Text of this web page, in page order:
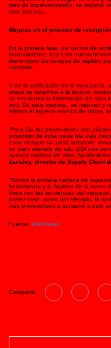
mes de implementación, se registró
este proceso.
Mejoras en el proceso de recepción
En la primera fase, de control de
manualmente, hoy esta nueva
disminuyen los tiempos de registro
controlar.
Y en la verificación de la mercancía,
etapa se simplifica a la lectura,
se encuentra la información de todo
etc). De esta manera, se mejoran y
elimina el ingreso manual de datos,
“Para Dia los proveedores son
propósito de estar cada día más
estar siempre un paso adelante,
un claro ejemplo de ello: EDI nos
nuestra cadena de valor,
Zavaley, director de Supply Chain
“Somos la primera cadena de
herramienta y lo hicimos de la mano
línea con las tendencias del
primer caso -como por ejemplo, la
más proveedores a sumarse a este
Fuente: WebRetail
Compartir: